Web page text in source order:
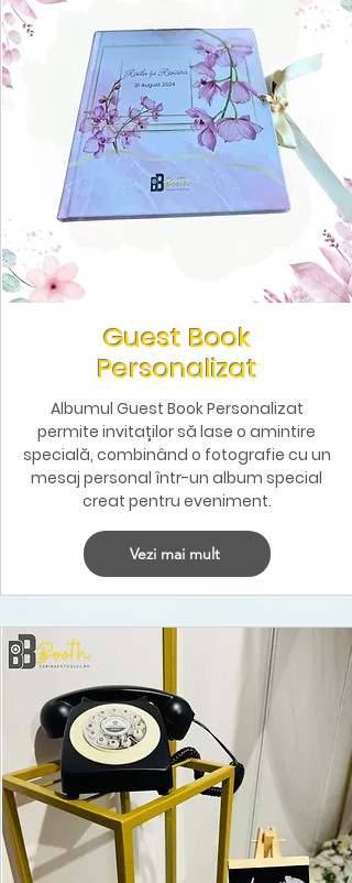
Guest Book
Personalizat
Albumul Guest Book Personalizat
permite invitaților să lase o amintire
specială, combinând o fotografie cu un
mesaj personal într-un album special
creat pentru eveniment.
Vezi mai mult